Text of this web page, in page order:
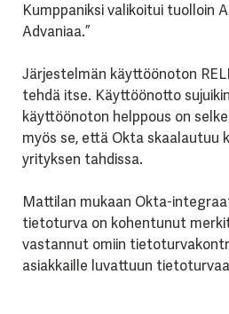
Kumppaniksi valikoitui tuolloin
Advaniaa.”
Järjestelmän käyttöönoton
tehdä itse. Käyttöönotto
käyttöönoton helppous on
myös se, että Okta skaalautuu
yrityksen tahdissa.
Mattilan mukaan Okta-
tietoturva on kohentunut
vastannut omiin
asiakkaille luvattuun